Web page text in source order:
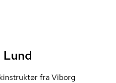
Lund
fra Viborg